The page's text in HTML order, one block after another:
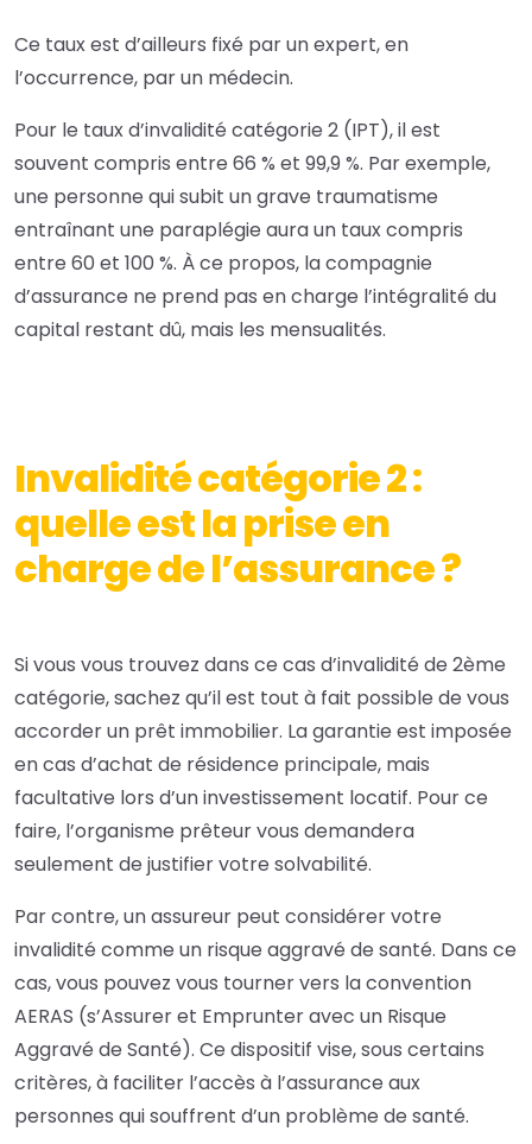
Ce taux est d’ailleurs fixé par un expert, en
l’occurrence, par un médecin.
Pour le taux d’invalidité catégorie 2 (IPT), il est
souvent compris entre 66 % et 99,9 %. Par exemple,
une personne qui subit un grave traumatisme
entraînant une paraplégie aura un taux compris
entre 60 et 100 %. À ce propos, la compagnie
d’assurance ne prend pas en charge l’intégralité du
capital restant dû, mais les mensualités.
Invalidité catégorie 2 :
quelle est la prise en
charge de l’assurance ?
Si vous vous trouvez dans ce cas d’invalidité de 2ème
catégorie, sachez qu’il est tout à fait possible de vous
accorder un prêt immobilier. La garantie est imposée
en cas d’achat de résidence principale, mais
facultative lors d’un investissement locatif. Pour ce
faire, l’organisme prêteur vous demandera
seulement de justifier votre solvabilité.
Par contre, un assureur peut considérer votre
invalidité comme un risque aggravé de santé. Dans ce
cas, vous pouvez vous tourner vers laconvention
AERAS (s’Assurer et Emprunter avec un Risque
Aggravé de Santé). Ce dispositif vise, sous certains
critères, à faciliter l’accès à l’assurance aux
personnes qui souffrent d’un problème de santé.